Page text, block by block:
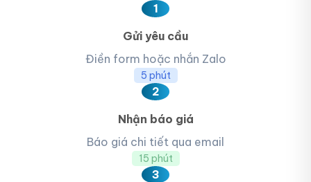
1
Gửi yêu cầu
Điền form hoặc nhắn Zalo
5 phút
2
Nhận báo giá
Báo giá chi tiết qua email
15 phút
3